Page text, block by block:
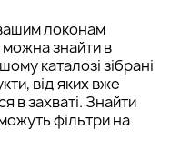
локонам
можна знайти в
каталозі зібрані
від яких вже
в захваті. Знайти
фільтри на